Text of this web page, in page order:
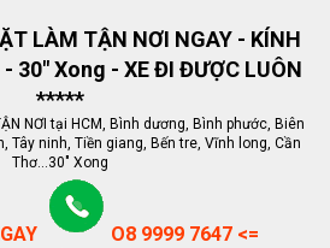
LÀM TẬN NƠI NGAY - KÍNH
30" Xong - XE ĐI ĐƯỢC LUÔN
*****
NƠI tại HCM, Bình dương, Bình phước, Biên
Tây ninh, Tiền giang, Bến tre, Vĩnh long, Cần
Thơ...30" Xong
O8 9999 7647 <=